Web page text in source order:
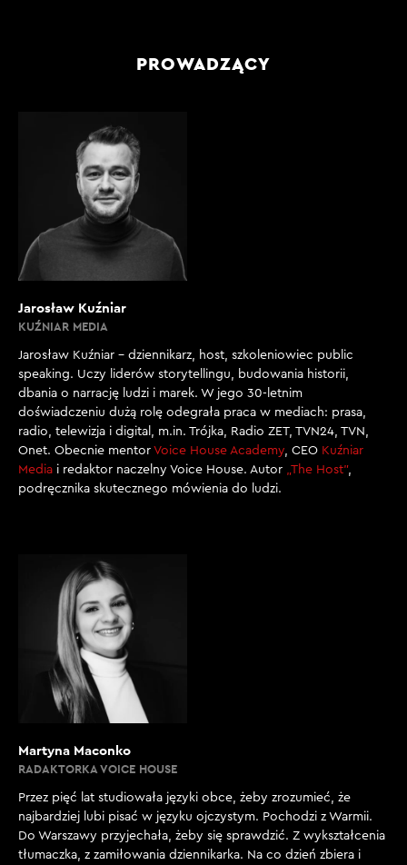
PROWADZĄCY
Jarosław Kuźniar
KUŹNIAR MEDIA
Jarosław Kuźniar – dziennikarz, host, szkoleniowiec public
speaking. Uczy liderów storytellingu, budowania historii,
dbania o narrację ludzi i marek. W jego 30-letnim
doświadczeniu dużą rolę odegrała praca w mediach: prasa,
radio, telewizja i digital, m.in. Trójka, Radio ZET, TVN24, TVN,
Onet. Obecnie mentor Voice House Academy, CEO Kuźniar
Media i redaktor naczelny Voice House. Autor „The Host”,
podręcznika skutecznego mówienia do ludzi.
Martyna Maconko
RADAKTORKA VOICE HOUSE
Przez pięć lat studiowała języki obce, żeby zrozumieć, że
najbardziej lubi pisać w języku ojczystym. Pochodzi z Warmii.
Do Warszawy przyjechała, żeby się sprawdzić. Z wykształcenia
tłumaczka, z zamiłowania dziennikarka. Na co dzień zbiera i